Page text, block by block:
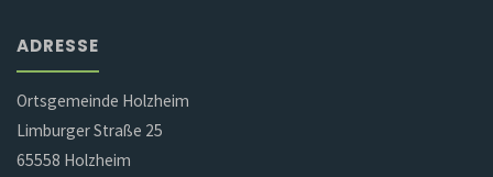
ADRESSE
Ortsgemeinde Holzheim
Limburger Straße 25
65558 Holzheim